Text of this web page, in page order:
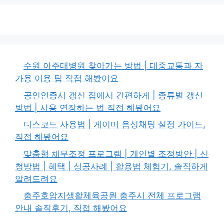
수원 아주대병원 찾아가는 방법 | 대중교통과 자
가용 이용 팁 직접 해봤어요
공인인증서 갱신 집에서 간편하게 | 종류별 갱신
방법 | 사용 연장하는 법 직접 해봤어요
디스코드 사용법 | 게이머 음성채팅 설정 가이드,
직접 해봤어요
맞춤형 채무조정 프로그램 | 개인별 조정방안 | 신
청방법 | 혜택 | 성공사례 | 활용법 체험기, 솔직하게
알려드려요
충주호암지생활체육공원 충주시 전체 프로그램
안내 솔직후기, 직접 해봤어요